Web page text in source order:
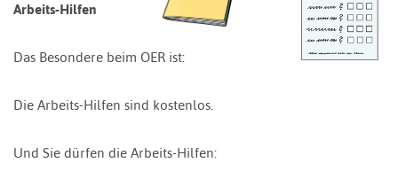
Arbeits-Hilfen
Das Besondere beim OER ist:
Die Arbeits-Hilfen sind kostenlos.
Und Sie dürfen die Arbeits-Hilfen: